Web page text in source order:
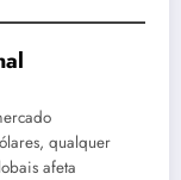
qualquer
afeta